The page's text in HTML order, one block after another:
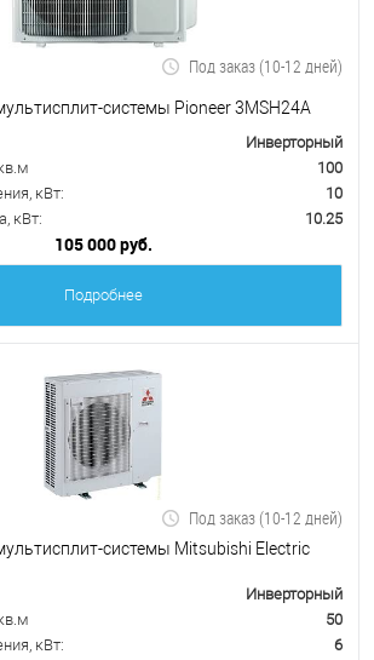
Под заказ (10-12 дней)
системы Pioneer 3MSH24A
Инверторный
100
кВт:
10
кВт:
10.25
105 000 руб.
Подробнее
Под заказ (10-12 дней)
системы Mitsubishi Electric
Инверторный
50
кВт:
6